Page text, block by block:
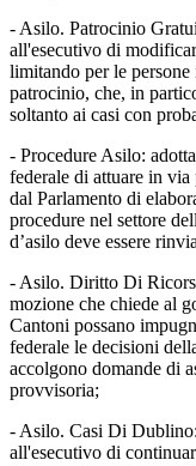
- Asilo. Patrocinio
all'esecutivo di
limitando per le
patrocinio, che, in
soltanto ai casi con
- Procedure Asilo:
federale di attuare in
dal Parlamento di
procedure nel settore
d’asilo deve essere
- Asilo. Diritto Di
mozione che chiede al
Cantoni possano
federale le decisioni
accolgono domande di
provvisoria;
- Asilo. Casi Di
all'esecutivo di